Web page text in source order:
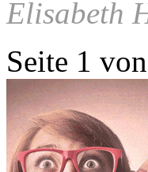
Elisabeth
Seite 1